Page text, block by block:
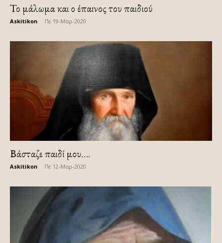
Το μάλωμα και ο έπαινος του παιδιού
Askitikon Πε 19-Μαρ-2020
Βάσταζε παιδί μου….
Askitikon Πε 12-Μαρ-2020